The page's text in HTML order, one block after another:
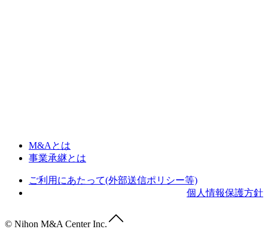
M&Aとは
事業承継とは
ご利用にあたって(外部送信ポリシー等)
個人情報保護方針
© Nihon M&A Center Inc.